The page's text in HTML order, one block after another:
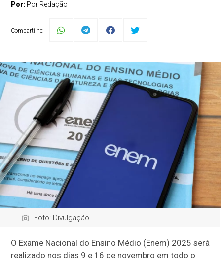
Por: Por Redação
Compartilhe:
Foto: Divulgação
O Exame Nacional do Ensino Médio (Enem) 2025 será
realizado nos dias 9 e 16 de novembro em todo o